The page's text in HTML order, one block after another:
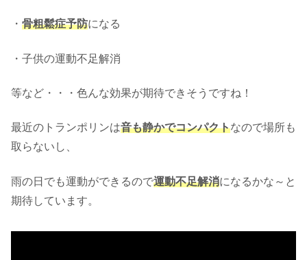
・ 骨粗鬆症予防になる
・子供の運動不足解消
等など・・・色んな効果が期待できそうですね！
最近のトランポリンは音も静かでコンパクトなので場所も
取らないし、
雨の日でも運動ができるので運動不足解消になるかな～と
期待しています。